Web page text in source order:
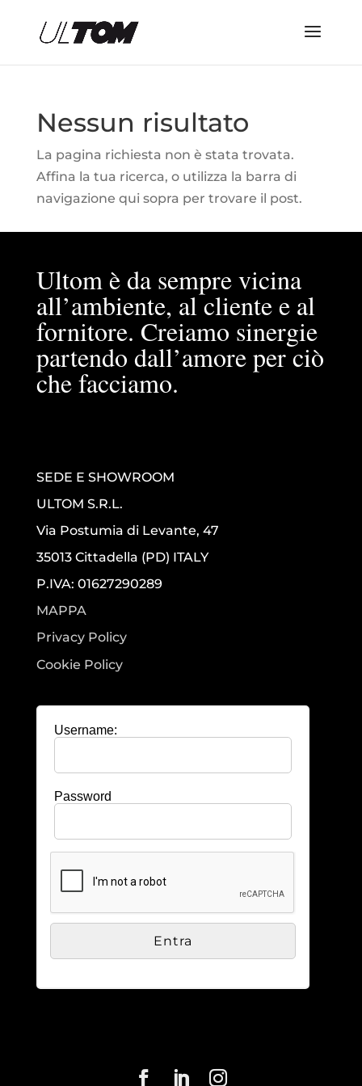
Nessun risultato
La pagina richiesta non è stata trovata.
Affina la tua ricerca, o utilizza la barra di
navigazione qui sopra per trovare il post.
Ultom è da sempre vicina
all’ambiente, al cliente e al
fornitore. Creiamo sinergie
partendo dall’amore per ciò
che facciamo.
SEDE E SHOWROOM
ULTOM S.R.L.
Via Postumia di Levante, 47
35013 Cittadella (PD) ITALY
P.IVA: 01627290289
MAPPA
Privacy Policy
Cookie Policy
Username:
Password